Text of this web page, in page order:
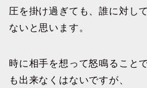
圧を掛け過ぎても、誰に対し
ないと思います。
時に相手を想って怒鳴ること
も出来なくはないですが、